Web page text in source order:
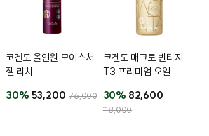
코겐도 올인원 모이스처
젤 리치
30% 53,200 76,000
코겐도 매크로 빈티지
T3 프리미엄 오일
30% 82,600
118,000